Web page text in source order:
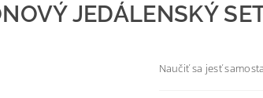
JEDÁLENSKÝ
Naučiť sa jesť